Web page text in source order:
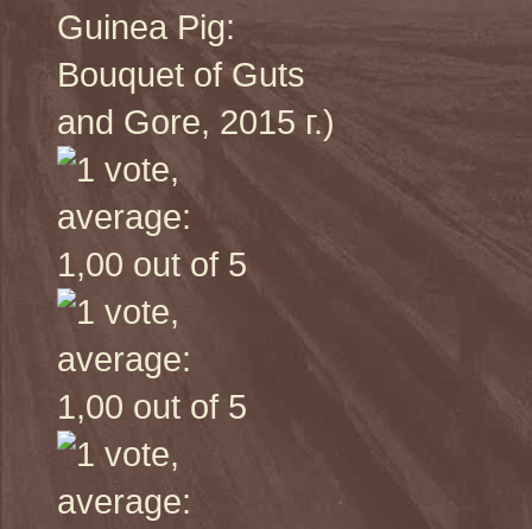
Guinea Pig:
Bouquet of Guts
and Gore, 2015 г.)